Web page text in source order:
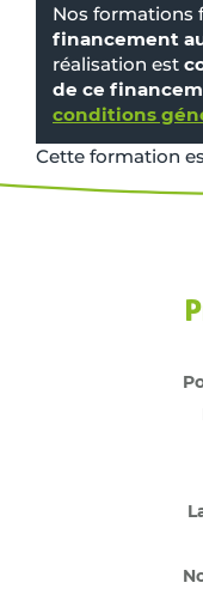
Nos formations
financement
réalisation est
de ce
conditions
Cette formation